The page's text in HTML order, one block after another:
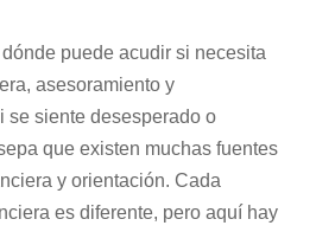
puede acudir si necesita
asesoramiento y
se siente desesperado o
que existen muchas fuentes
y orientación. Cada
es diferente, pero aquí hay